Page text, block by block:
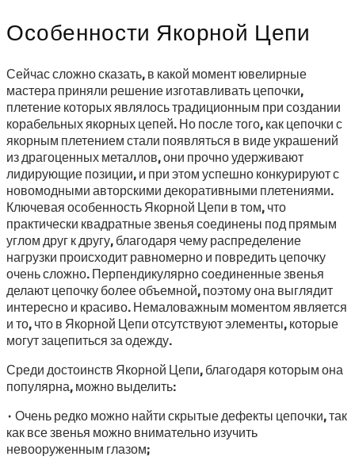
Особенности Якорной Цепи
Сейчас сложно сказать, в какой момент ювелирные
мастера приняли решение изготавливать цепочки,
плетение которых являлось традиционным при создании
корабельных якорных цепей. Но после того, как цепочки с
якорным плетением стали появляться в виде украшений
из драгоценных металлов, они прочно удерживают
лидирующие позиции, и при этом успешно конкурируют с
новомодными авторскими декоративными плетениями.
Ключевая особенность Якорной Цепи в том, что
практически квадратные звенья соединены под прямым
углом друг к другу, благодаря чему распределение
нагрузки происходит равномерно и повредить цепочку
очень сложно. Перпендикулярно соединенные звенья
делают цепочку более объемной, поэтому она выглядит
интересно и красиво. Немаловажным моментом является
и то, что в Якорной Цепи отсутствуют элементы, которые
могут зацепиться за одежду.
Среди достоинств Якорной Цепи, благодаря которым она
популярна, можно выделить:
· Очень редко можно найти скрытые дефекты цепочки, так
как все звенья можно внимательно изучить
невооруженным глазом;